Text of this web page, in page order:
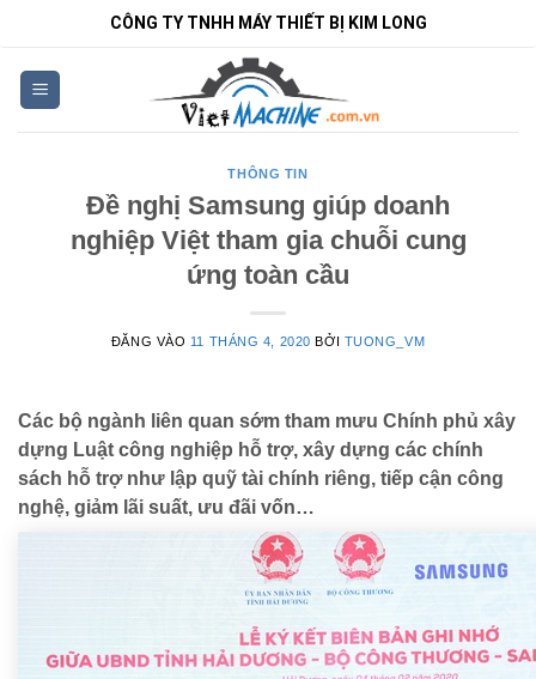
nội
dung
CÔNG TY TNHH MÁY THIẾT BỊ KIM LONG
THÔNG TIN
Đề nghị Samsung giúp doanh
nghiệp Việt tham gia chuỗi cung
ứng toàn cầu
ĐĂNG VÀO 11 THÁNG 4, 2020 BỞI TUONG_VM
Các bộ ngành liên quan sớm tham mưu Chính phủ xây
dựng Luật công nghiệp hỗ trợ, xây dựng các chính
sách hỗ trợ như lập quỹ tài chính riêng, tiếp cận công
nghệ, giảm lãi suất, ưu đãi vốn…